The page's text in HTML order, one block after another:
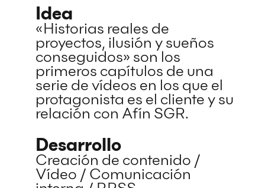
Idea
«Historias reales de
proyectos, ilusión y sueños
conseguidos» son los
primeros capítulos de una
serie de vídeos en los que el
protagonista es el cliente y su
relación con Afín SGR.
Desarrollo
Creación de contenido /
Vídeo / Comunicación